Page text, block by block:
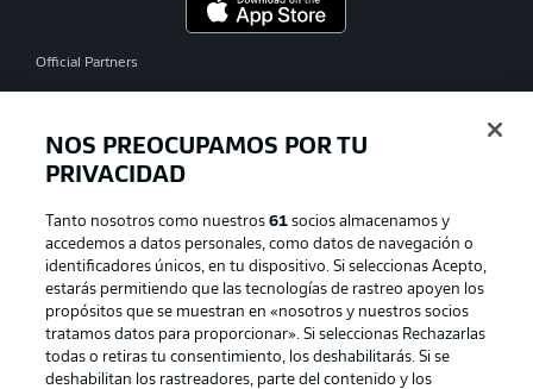
Official Partners
Publicidad Aviso legal
Gestionar las preferencias Declaracion de privacidad
NOS PREOCUPAMOS POR TU
PRIVACIDAD
Tanto nosotros como nuestros61 socios almacenamos y
accedemos a datos personales, como datos de navegación o
identificadores únicos, en tu dispositivo. Si seleccionas Acepto,
estarás permitiendo que las tecnologías de rastreo apoyen los
propósitos que se muestran en «nosotros y nuestros socios
tratamos datos para proporcionar». Si seleccionas Rechazarlas
todas o retiras tu consentimiento, los deshabilitarás. Si se
deshabilitan los rastreadores, parte del contenido y los